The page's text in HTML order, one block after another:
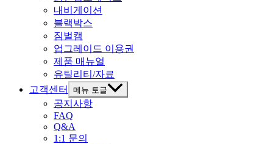
내비게이션
블랙박스
짐벌캠
업그레이드 이용권
제품 매뉴얼
유틸리티/자료
고객센터
메뉴 토글
공지사항
FAQ
Q&A
1:1 문의